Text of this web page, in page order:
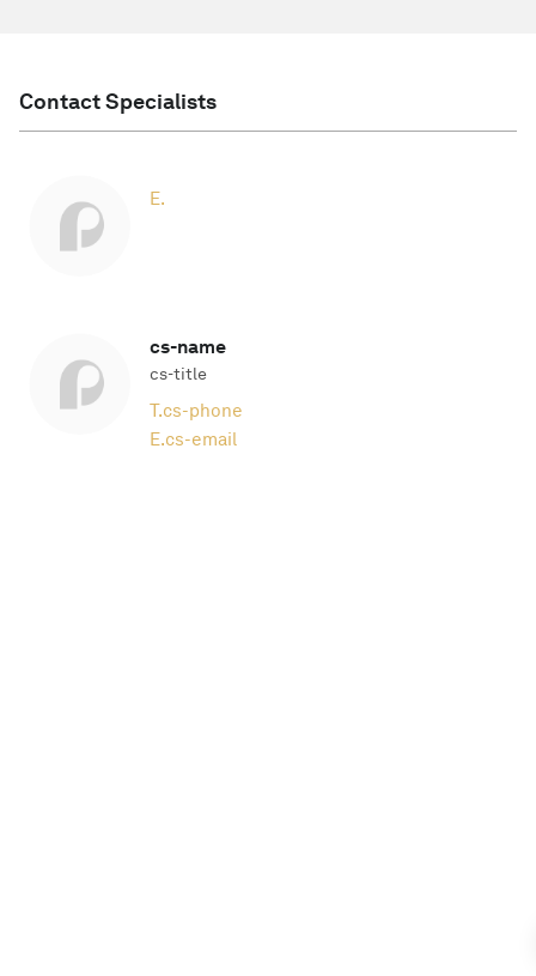
Contact Specialists
E.
cs-name
cs-title
T.cs-phone
E.cs-email